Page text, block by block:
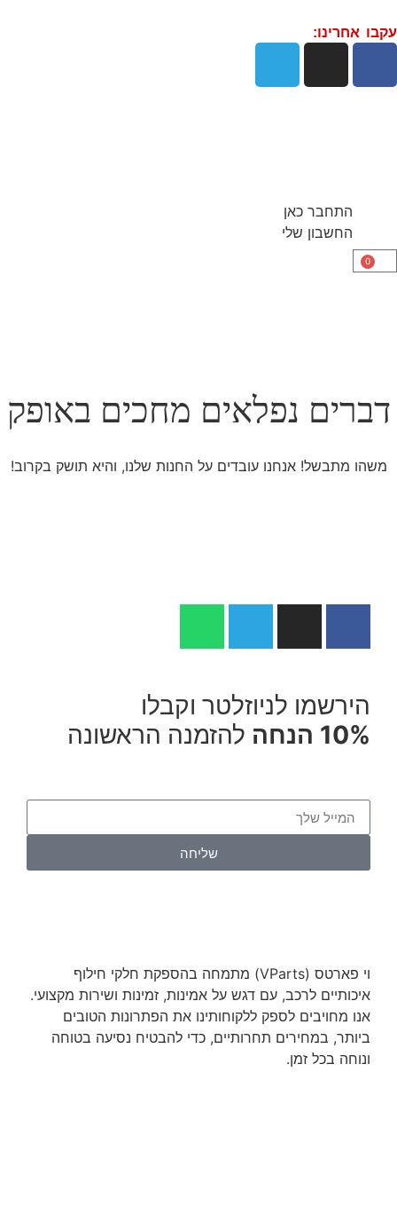
עקבו אחרינו:
התחבר כאן
החשבון שלי
0
דברים נפלאים מחכים באופק
משהו מתבשל! אנחנו עובדים על החנות שלנו, והיא תושק בקרוב!
הירשמו לניוזלטר וקבלו
10% הנחה
להזמנה הראשונה
שליחה
וי פארטס (VParts) מתמחה בהספקת חלקי חילוף
איכותיים לרכב, עם דגש על אמינות, זמינות ושירות מקצועי.
אנו מחויבים לספק ללקוחותינו את הפתרונות הטובים
ביותר, במחירים תחרותיים, כדי להבטיח נסיעה בטוחה
ונוחה בכל זמן.